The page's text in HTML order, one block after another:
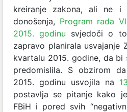
kreiranje zakona, ali ne i
donošenja, Program rada
2015. godinu svjedoči o
zapravo planirala usvajanje
kvartalu 2015. godine, da bi
predomislila. S obzirom
2015. godinu usvojila na
postavlja se pitanje kako
FBiH i pored svih